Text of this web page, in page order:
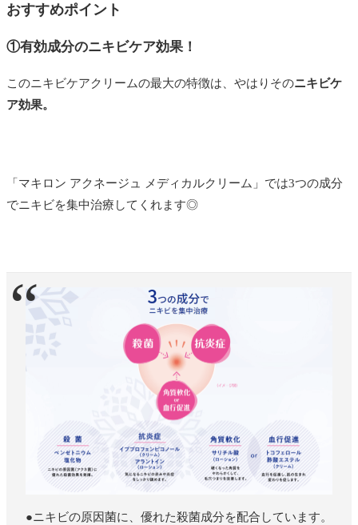
おすすめポイント
①有効成分のニキビケア効果！
このニキビケアクリームの最大の特徴は、やはりそのニキビケ
ア効果。
「マキロン アクネージュ メディカルクリーム」では3つの成分
でニキビを集中治療してくれます◎
●ニキビの原因菌に、優れた殺菌成分を配合しています。